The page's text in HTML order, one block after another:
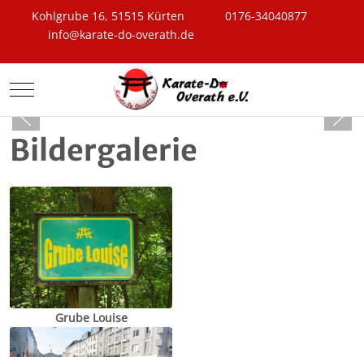
Kohlgrube 16, 51515 Kürten
0176-34040877
info@karate-do-overath.de
Mobile Menu Toggle
Bildergalerie
Grube Louise